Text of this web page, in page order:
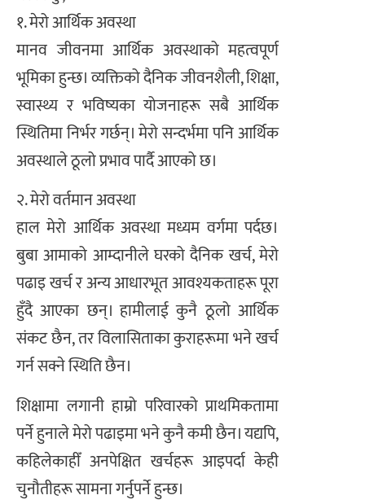
१. मेरो आर्थिक अवस्था
मानव जीवनमा आर्थिक अवस्थाको महत्वपूर्ण
भूमिका हुन्छ। व्यक्तिको दैनिक जीवनशैली, शिक्षा,
स्वास्थ्य र भविष्यका योजनाहरू सबै आर्थिक
स्थितिमा निर्भर गर्छन्। मेरो सन्दर्भमा पनि आर्थिक
अवस्थाले ठूलो प्रभाव पार्दै आएको छ।
२. मेरो वर्तमान अवस्था
हाल मेरो आर्थिक अवस्था मध्यम वर्गमा पर्दछ।
बुबा आमाको आम्दानीले घरको दैनिक खर्च, मेरो
पढाइ खर्च र अन्य आधारभूत आवश्यकताहरू पूरा
हुँदै आएका छन्। हामीलाई कुनै ठूलो आर्थिक
संकट छैन, तर विलासिताका कुराहरूमा भने खर्च
गर्न सक्ने स्थिति छैन।
शिक्षामा लगानी हाम्रो परिवारको प्राथमिकतामा
पर्ने हुनाले मेरो पढाइमा भने कुनै कमी छैन। यद्यपि,
कहिलेकाहीँ अनपेक्षित खर्चहरू आइपर्दा केही
चुनौतीहरू सामना गर्नुपर्ने हुन्छ।